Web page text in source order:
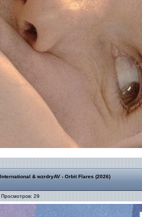
& wzrdryAV - Orbit Flares (2026)
29